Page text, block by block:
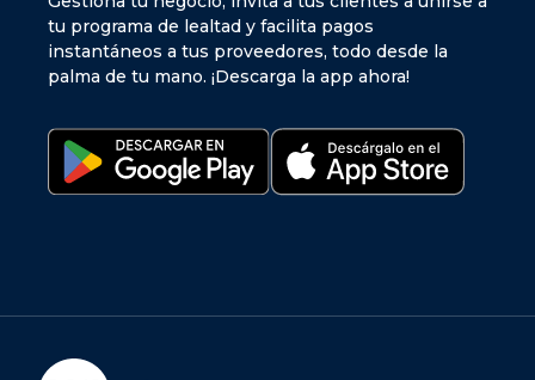
tu programa de lealtad y facilita pagos
instantáneos a tus proveedores, todo desde la
palma de tu mano. ¡Descarga la app ahora!